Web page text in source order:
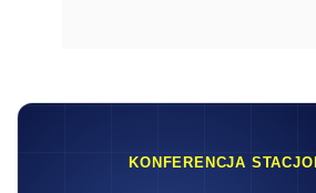
KONFERENCJA